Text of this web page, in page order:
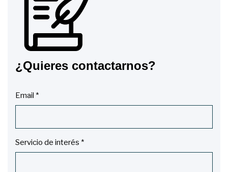
¿Quieres contactarnos?
Email *
Servicio de interés *